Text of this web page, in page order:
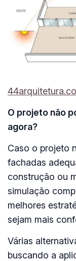
O projeto não
agora?
Caso o projeto
fachadas
construção ou
simulação
melhores
sejam mais
Várias
buscando a